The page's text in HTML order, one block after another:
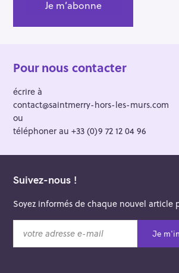
Pour nous contacter
écrire à
contact@saintmerry-hors-les-murs.com
ou
téléphoner au +33 (0)9 72 12 04 96
Suivez-nous !
Soyez informés de chaque nouvel article
t
Je